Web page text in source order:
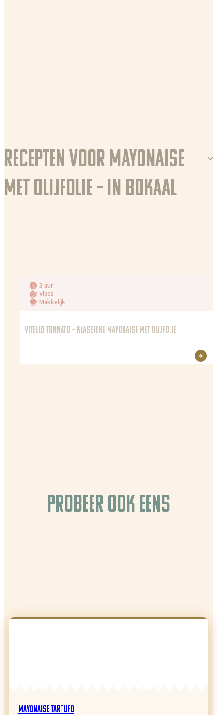
Recepten voor Mayonaise
met olijfolie – in bokaal
3 uur
Vlees
Makkelijk
VITELLO TONNATO – KLASSIEKE MAYONAISE MET OLIJFOLIE
Probeer ook eens
Mayonaise Tartufo